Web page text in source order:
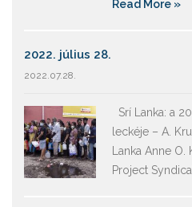
Read More »
2022. július 28.
2022.07.28.
Srí Lanka: a
leckéje – A.
Lanka Anne
Project